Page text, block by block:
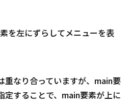
を左にずらしてメニューを表
重なり合っていますが、main要
することで、main要素が上に